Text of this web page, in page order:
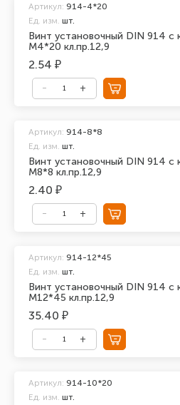
Винт установочный DIN 914 с
М4*20 кл.пр.12,9
Артикул: 914-4*20
Ед. изм. шт.
2.54 ₽
Винт установочный DIN 914 с
М8*8 кл.пр.12,9
Артикул: 914-8*8
Ед. изм. шт.
2.40 ₽
Винт установочный DIN 914 с
М12*45 кл.пр.12,9
Артикул: 914-12*45
Ед. изм. шт.
35.40 ₽
Артикул: 914-10*20
Ед. изм. шт.